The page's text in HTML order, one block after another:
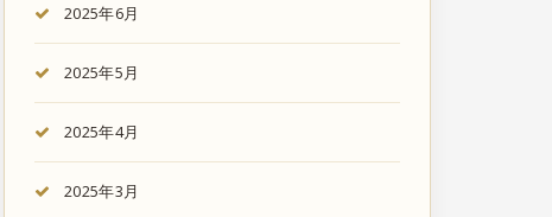
2025年6月
2025年5月
2025年4月
2025年3月